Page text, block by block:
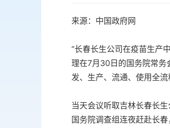
来源：中国政府网
“长春长生公司在疫苗生产
理在7月30日的国务院常务
发、生产、流通、使用全
当天会议听取吉林长春长
国务院调查组连夜赶赴长